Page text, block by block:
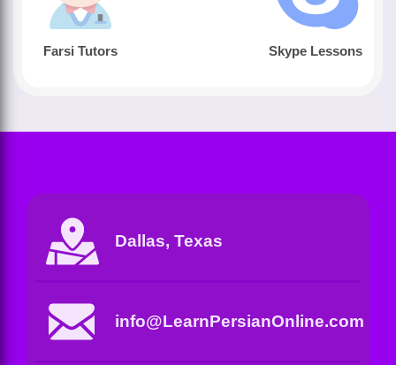
Farsi Tutors Skype Lessons
Dallas, Texas
info@LearnPersianOnline.com